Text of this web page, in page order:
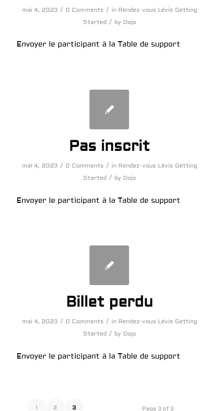
mai 4, 2023 / 0 Comments / in Rendez-vous Lévis Getting
Started / by Dojo
Envoyer le participant à la Table de support
Pas inscrit
mai 4, 2023 / 0 Comments / in Rendez-vous Lévis Getting
Started / by Dojo
Envoyer le participant à la Table de support
Billet perdu
mai 4, 2023 / 0 Comments / in Rendez-vous Lévis Getting
Started / by Dojo
Envoyer le participant à la Table de support
Page 3 of 3
1 2 3